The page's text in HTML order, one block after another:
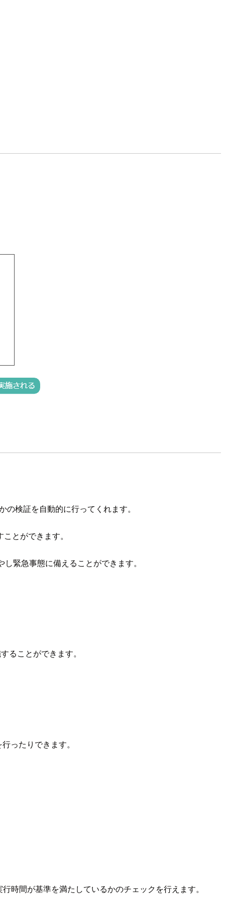
検証を自動的に行ってくれます。
とができます。
緊急事態に備えることができます。
ることができます。
ったりできます。
時間が基準を満たしているかのチェックを行えます。